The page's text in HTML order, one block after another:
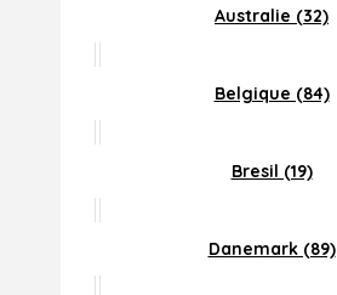
Australie (32)
Belgique (84)
Bresil (19)
Danemark (89)